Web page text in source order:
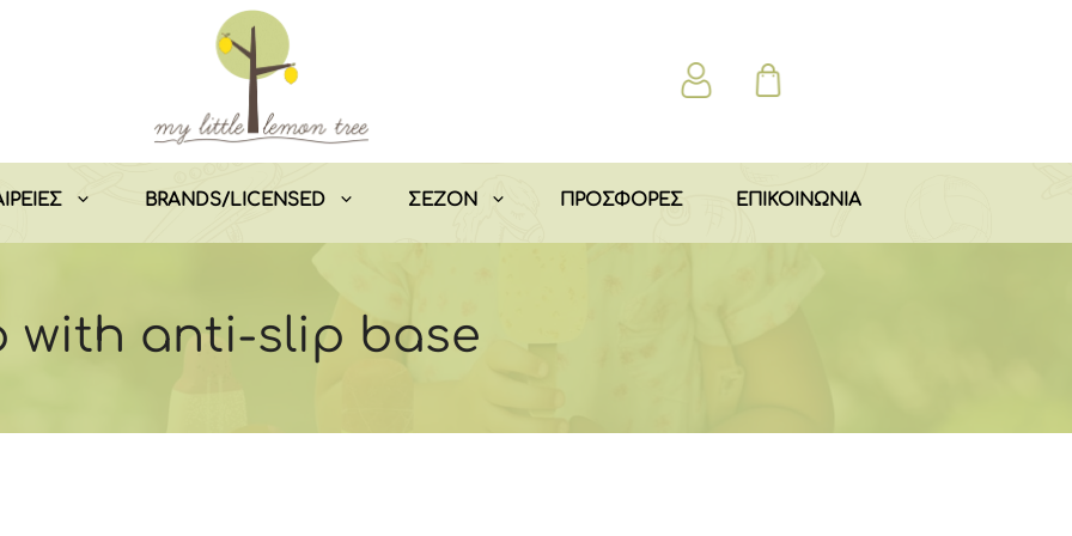
BRANDS/LICENSED ΣEZON ΠΡΟΣΦΟΡΕΣ ΕΠΙΚΟΙΝΩΝΙΑ
with anti-slip base